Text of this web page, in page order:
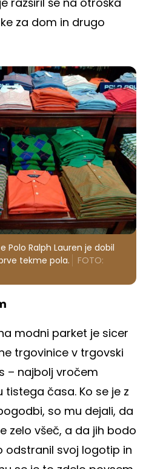
za dom in drugo
Polo Ralph Lauren je dobil
tekme pola.
FOTO:
modni parket je sicer
trgovinice v trgovski
– najbolj vročem
časa. Ko se je z
so mu dejali, da
zelo všeč, a da jih bodo
odstranil svoj logotip in